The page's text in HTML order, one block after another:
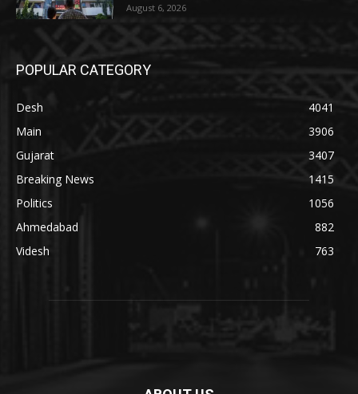
August 6, 2026
POPULAR CATEGORY
Desh
4041
Main
3906
Gujarat
3407
Breaking News
1415
Politics
1056
Ahmedabad
882
Videsh
763